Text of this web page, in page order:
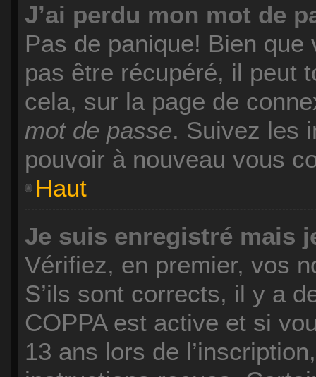
J’ai perdu mon mot de
Pas de panique! Bien
pas être récupéré, il peut
cela, sur la page de
mot de passe. Suivez les
pouvoir à nouveau vous
Haut
Je suis enregistré mais
Vérifiez, en premier, vos
S’ils sont corrects, il y a
COPPA est active et si
13 ans lors de